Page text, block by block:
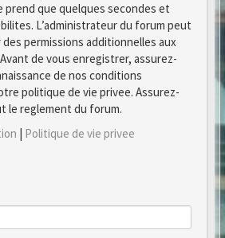
prend que quelques secondes et
L’administrateur du forum peut
permissions additionnelles aux
de vous enregistrer, assurez-
de nos conditions
politique de vie privee. Assurez-
le reglement du forum.
| Politique de vie privee